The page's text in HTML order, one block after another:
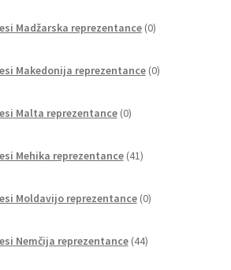
Madžarska reprezentance 0izdelkov
Makedonija reprezentance 0izdelkov
Malta reprezentance 0izdelkov
Mehika reprezentance 41izdelkov
Moldavijo reprezentance 0izdelkov
Nemčija reprezentance 44izdelkov